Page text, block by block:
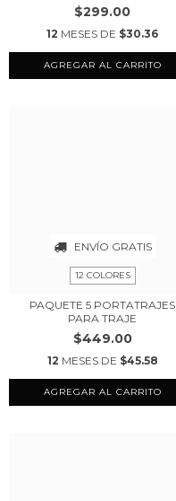
$299.00
12 MESES DE $30.36
AGREGAR AL CARRITO
ENVÍO GRATIS
12 COLORES
PAQUETE 5 PORTATRAJES
PARA TRAJE
$449.00
12 MESES DE $45.58
AGREGAR AL CARRITO